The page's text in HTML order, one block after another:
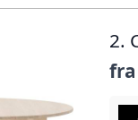
2.